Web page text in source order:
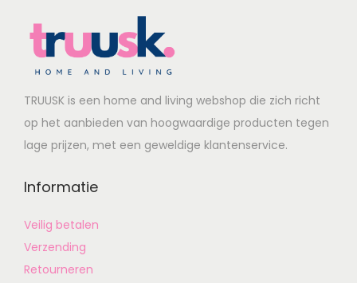
TRUUSK is een home and living webshop die zich richt
op het aanbieden van hoogwaardige producten tegen
lage prijzen, met een geweldige klantenservice.
Informatie
Veilig betalen
Verzending
Retourneren